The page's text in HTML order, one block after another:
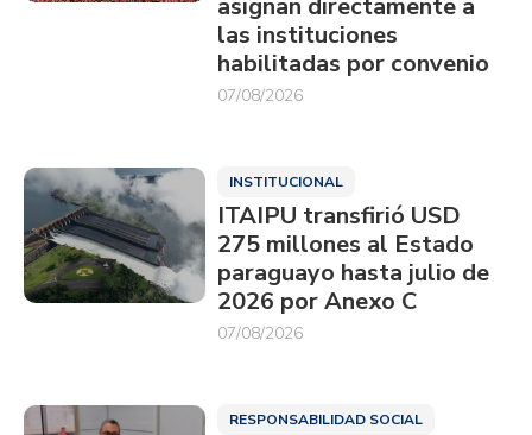
las instituciones
habilitadas por convenio
07/08/2026
INSTITUCIONAL
ITAIPU transfirió USD
275 millones al Estado
paraguayo hasta julio de
2026 por Anexo C
07/08/2026
RESPONSABILIDAD SOCIAL